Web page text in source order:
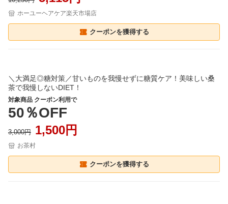
ホーユーヘアケア楽天市場店
クーポンを獲得する
＼大満足◎糖対策／甘いものを我慢せずに糖質ケア！美味しい桑
茶で我慢しないDIET！
対象商品 クーポン利用で
50％OFF
3,000円 1,500円
お茶村
クーポンを獲得する